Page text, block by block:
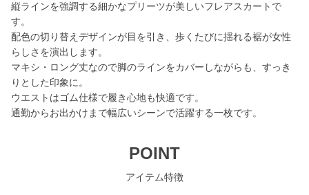
縦ラインを強調する細かなプリーツが美しいフレアスカートで
す。
配色の切り替えデザインが目を引き、歩くたびに揺れる裾が女性
らしさを演出します。
マキシ・ロング丈なので脚のラインをカバーしながらも、すっき
りとした印象に。
ウエストはゴム仕様で履き心地も快適です。
通勤からお出かけまで幅広いシーンで活躍する一枚です。
POINT
アイテム特徴